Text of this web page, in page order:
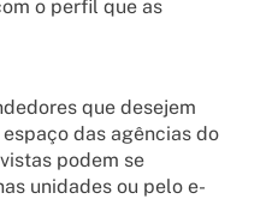
o perfil que as
que desejem
das agências do
podem se
unidades ou pelo e-